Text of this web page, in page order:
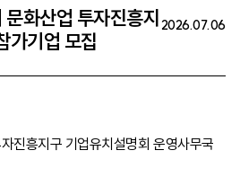
화산업 투자진흥지
가기업 모집
2026.07.06
진흥지구 기업유치설명회 운영사무국